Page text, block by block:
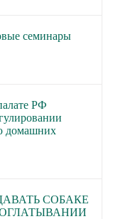
семинары
РФ
домашних
СОБАКЕ